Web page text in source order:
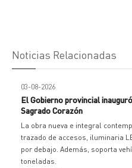
Noticias Relacionadas
03-08-2026
El Gobierno provincial
Sagrado Corazón
La obra nueva e integral
trazado de accesos, iluminaria
por debajo. Además, soporta
toneladas.